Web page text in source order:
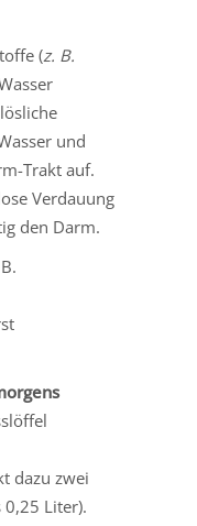
(z. B.
und
Trakt auf.
Verdauung
den Darm.
dazu zwei
0,25 Liter).